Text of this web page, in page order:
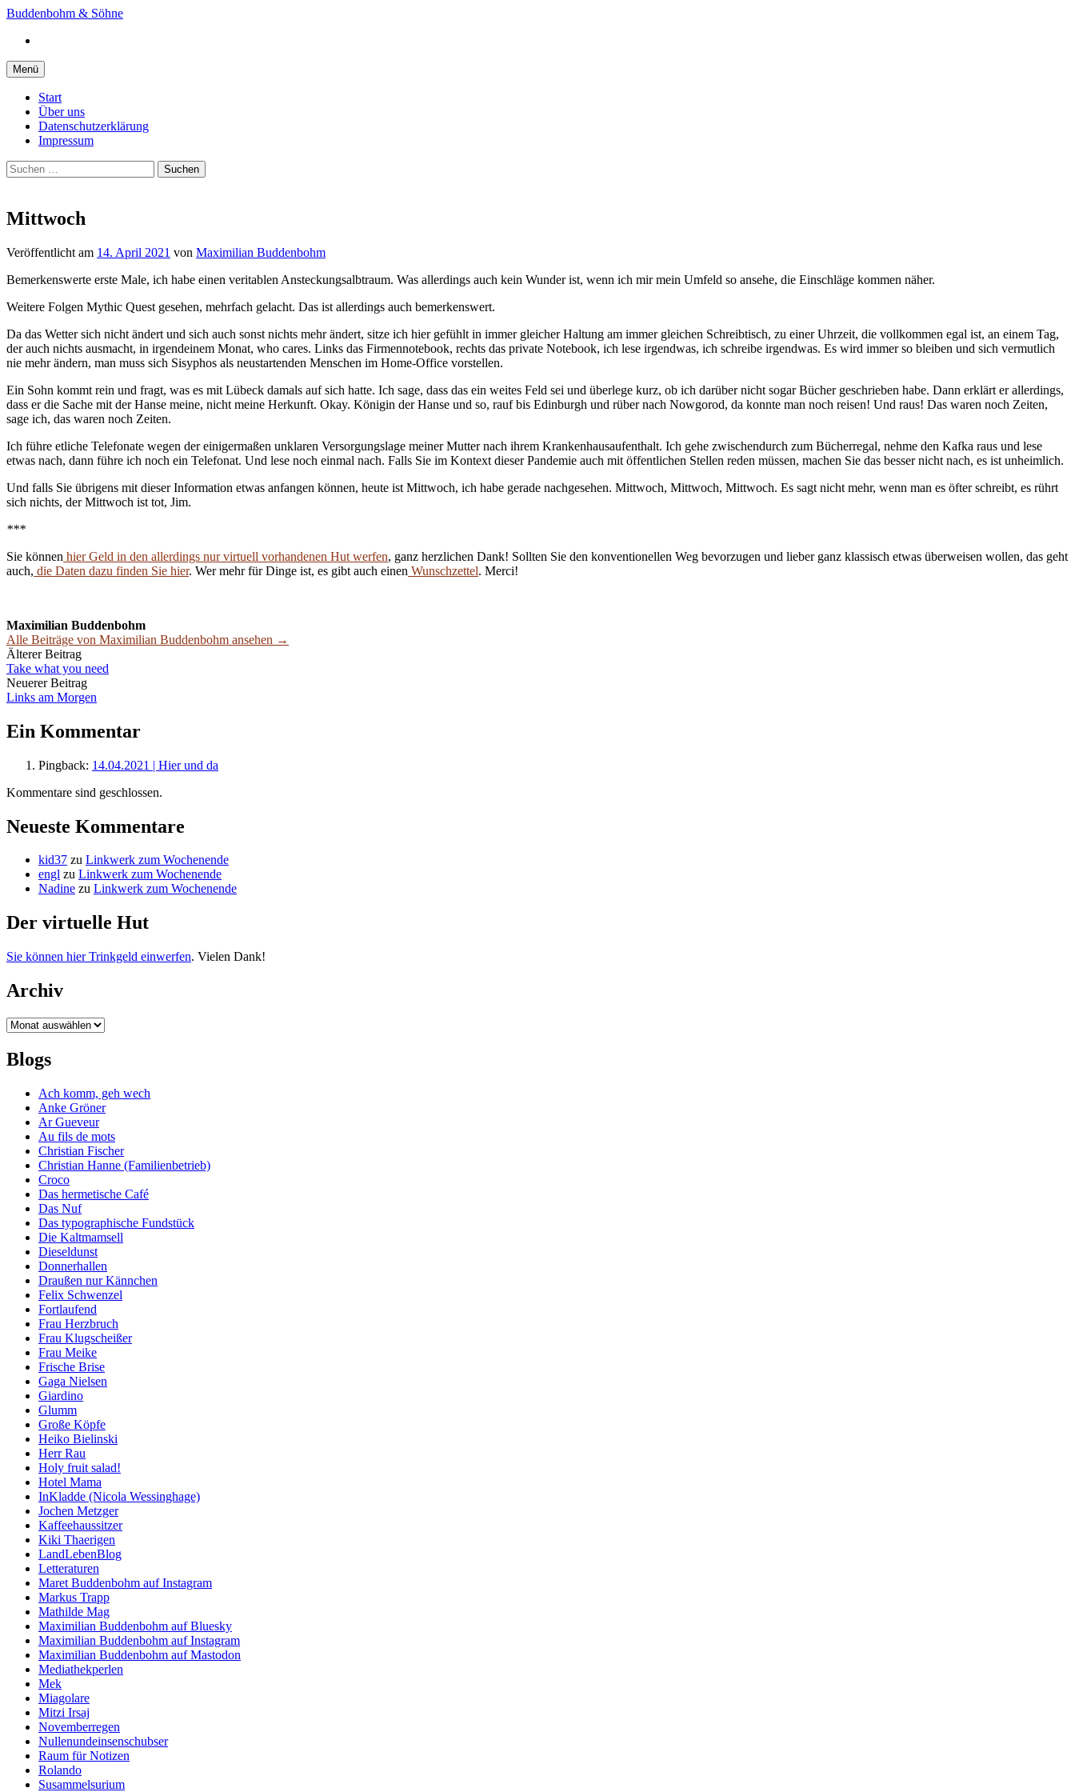
Springe
Inhalt
Buddenbohm & Söhne
Menü
Start
Über uns
Datenschutzerklärung
Impressum
Suchen
nach:
Mittwoch
Veröffentlicht am 14. April 2021 von Maximilian Buddenbohm
Bemerkenswerte erste Male, ich habe einen veritablen Ansteckungsalbtraum. Was allerdings auch kein Wunder ist, wenn ich mir mein Umfeld so ansehe, die Einschläge kommen näher.
Weitere Folgen Mythic Quest gesehen, mehrfach gelacht. Das ist allerdings auch bemerkenswert.
Da das Wetter sich nicht ändert und sich auch sonst nichts mehr ändert, sitze ich hier gefühlt in immer gleicher Haltung am immer gleichen Schreibtisch, zu einer Uhrzeit, die vollkommen egal ist, an einem Tag,
der auch nichts ausmacht, in irgendeinem Monat, who cares. Links das Firmennotebook, rechts das private Notebook, ich lese irgendwas, ich schreibe irgendwas. Es wird immer so bleiben und sich vermutlich
nie mehr ändern, man muss sich Sisyphos als neustartenden Menschen im Home-Office vorstellen.
Ein Sohn kommt rein und fragt, was es mit Lübeck damals auf sich hatte. Ich sage, dass das ein weites Feld sei und überlege kurz, ob ich darüber nicht sogar Bücher geschrieben habe. Dann erklärt er allerdings,
dass er die Sache mit der Hanse meine, nicht meine Herkunft. Okay. Königin der Hanse und so, rauf bis Edinburgh und rüber nach Nowgorod, da konnte man noch reisen! Und raus! Das waren noch Zeiten,
sage ich, das waren noch Zeiten.
Ich führe etliche Telefonate wegen der einigermaßen unklaren Versorgungslage meiner Mutter nach ihrem Krankenhausaufenthalt. Ich gehe zwischendurch zum Bücherregal, nehme den Kafka raus und lese
etwas nach, dann führe ich noch ein Telefonat. Und lese noch einmal nach. Falls Sie im Kontext dieser Pandemie auch mit öffentlichen Stellen reden müssen, machen Sie das besser nicht nach, es ist unheimlich.
Und falls Sie übrigens mit dieser Information etwas anfangen können, heute ist Mittwoch, ich habe gerade nachgesehen. Mittwoch, Mittwoch, Mittwoch. Es sagt nicht mehr, wenn man es öfter schreibt, es rührt
sich nichts, der Mittwoch ist tot, Jim.
***
Sie können hier Geld in den allerdings nur virtuell vorhandenen Hut werfen, ganz herzlichen Dank! Sollten Sie den konventionellen Weg bevorzugen und lieber ganz klassisch etwas überweisen wollen, das geht
auch, die Daten dazu finden Sie hier. Wer mehr für Dinge ist, es gibt auch einen Wunschzettel. Merci!
Maximilian Buddenbohm
Alle Beiträge von Maximilian Buddenbohm ansehen →
Beitrags-
Navigation
Älterer Beitrag
Take what you need
Neuerer Beitrag
Links am Morgen
Ein Kommentar
Pingback: 14.04.2021 | Hier und da
Kommentare sind geschlossen.
Neueste Kommentare
kid37 zu Linkwerk zum Wochenende
engl zu Linkwerk zum Wochenende
Nadine zu Linkwerk zum Wochenende
Der virtuelle Hut
Sie können hier Trinkgeld einwerfen. Vielen Dank!
Archiv
Archiv
Blogs
Ach komm, geh wech
Anke Gröner
Ar Gueveur
Au fils de mots
Christian Fischer
Christian Hanne (Familienbetrieb)
Croco
Das hermetische Café
Das Nuf
Das typographische Fundstück
Die Kaltmamsell
Dieseldunst
Donnerhallen
Draußen nur Kännchen
Felix Schwenzel
Fortlaufend
Frau Herzbruch
Frau Klugscheißer
Frau Meike
Frische Brise
Gaga Nielsen
Giardino
Glumm
Große Köpfe
Heiko Bielinski
Herr Rau
Holy fruit salad!
Hotel Mama
InKladde (Nicola Wessinghage)
Jochen Metzger
Kaffeehaussitzer
Kiki Thaerigen
LandLebenBlog
Letteraturen
Maret Buddenbohm auf Instagram
Markus Trapp
Mathilde Mag
Maximilian Buddenbohm auf Bluesky
Maximilian Buddenbohm auf Instagram
Maximilian Buddenbohm auf Mastodon
Mediathekperlen
Mek
Miagolare
Mitzi Irsaj
Novemberregen
Nullenundeinsenschubser
Raum für Notizen
Rolando
Susammelsurium